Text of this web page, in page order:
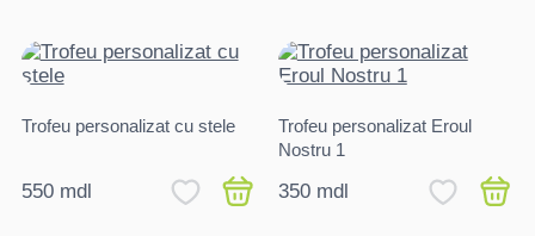
Trofeu personalizat cu stele
550 mdl
Trofeu personalizat Eroul
Nostru 1
350 mdl